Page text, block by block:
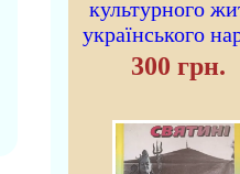
культурного
українського
300 грн.